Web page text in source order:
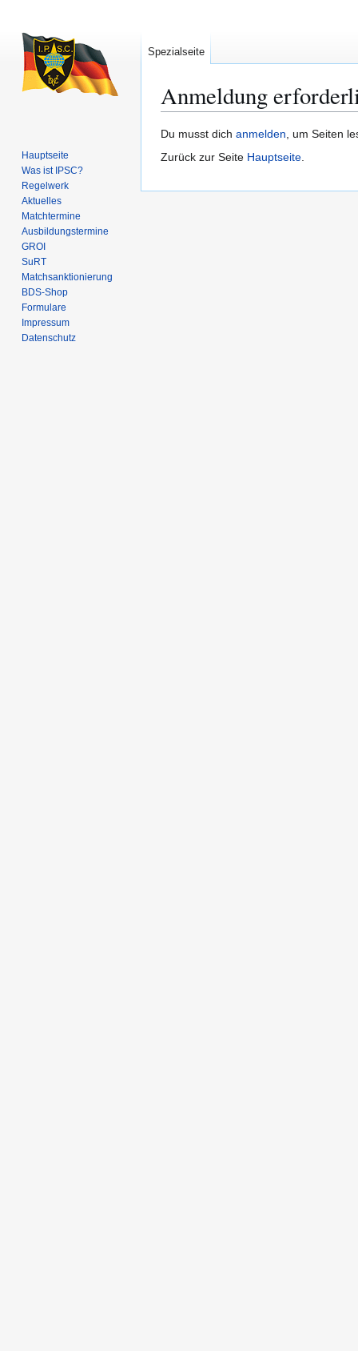
Anmeldung
Zur
Navigation
Zur
Suche
Du musst dich anmelden, um Seiten
Zurück zur Seite Hauptseite.
Spezialseite
Hauptseite
Was ist IPSC?
Regelwerk
Aktuelles
Matchtermine
Ausbildungs­termine
GROI
SuRT
Match­sanktionierung
BDS-Shop
Formulare
Impressum
Datenschutz